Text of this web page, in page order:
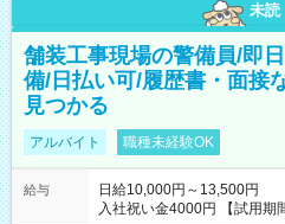
未読
舗装工事現場の警備員/即
備/日払い可/履歴書・面接
見つかる
アルバイト 職種未経験OK
給与
日給10,000円～13,500円
入社祝い金